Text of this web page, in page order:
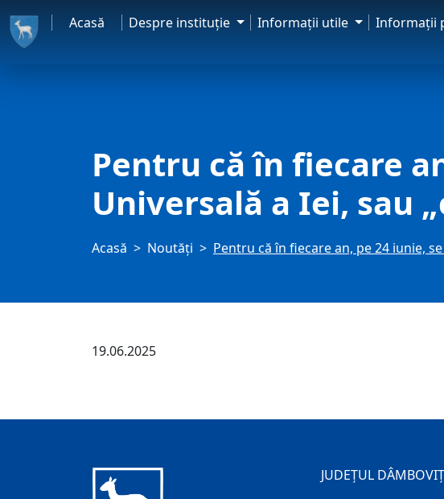
Acasă Despre instituţie Informaţii utile Informaţii
Pentru că în fiecare
Universală a Iei, sau
Acasă Noutăți Pentru că în fiecare an, pe 24 iunie,
19.06.2025
JUDEȚUL